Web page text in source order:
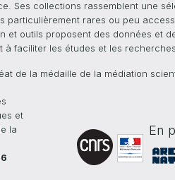
Ses collections rassemblent une
particulièrement rares ou peu
et outils proposent des données et
à faciliter les études et les
de la médaille de la médiation
et
la
En